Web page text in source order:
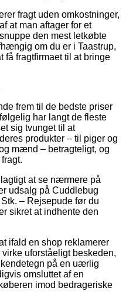
fragt uden omkostninger,
at man aftager for et
den mest letkøbte
om du er i Taastrup,
få fragtfirmaet til at bringe
frem til de bedste priser
har langt de fleste
sig tvunget til at
produkter – til piger og
mænd – betragteligt, og
at se nærmere på
udsalg på Cuddlebug
– Rejsepude før du
sikret at indhente den
ifald en shop reklamerer
uforståeligt beskeden,
på en uærlig
omsluttet af en
imod bedrageriske